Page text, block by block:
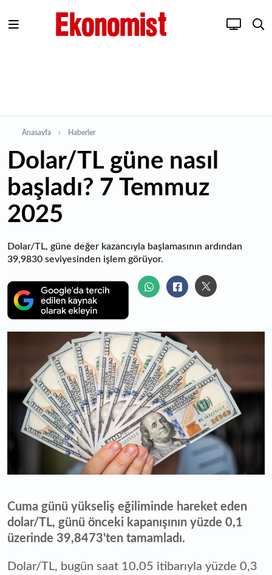
Anasayfa Haberler
Dolar/TL güne nasıl
başladı? 7 Temmuz
2025
Dolar/TL, güne değer kazancıyla başlamasının ardından
39,9830 seviyesinden işlem görüyor.
Cuma günü yükseliş eğiliminde hareket eden
dolar/TL, günü önceki kapanışının yüzde 0,1
üzerinde 39,8473'ten tamamladı.
Dolar/TL, bugün saat 10.05 itibarıyla yüzde 0,3